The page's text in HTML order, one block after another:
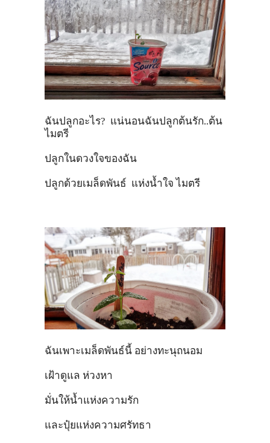
ฉันปลูกอะไร? แน่นอนฉันปลูกต้นรัก..ต้น
ไมตรี
ปลูกในดวงใจของฉัน
ปลูกด้วยเมล็ดพันธ์ แห่งน้ำใจ ไมตรี
ฉันเพาะเมล็ดพันธ์นี้ อย่างทะนุถนอม
เฝ้าดูแล ห่วงหา
มั่นให้น้ำแห่งความรัก
และปุ๋ยแห่งความศรัทธา